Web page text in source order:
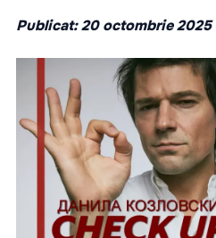
Publicat: 20 octombrie 2025